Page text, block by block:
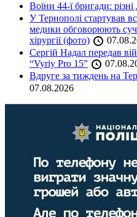
Воїни 44-ї бригади:
У Тернополі стартував
медики обговорюють
хірургії (фото)
Сергій Надал передав
“Vyriy Pro 15”
Вдруге за тиждень на
07.08.2026